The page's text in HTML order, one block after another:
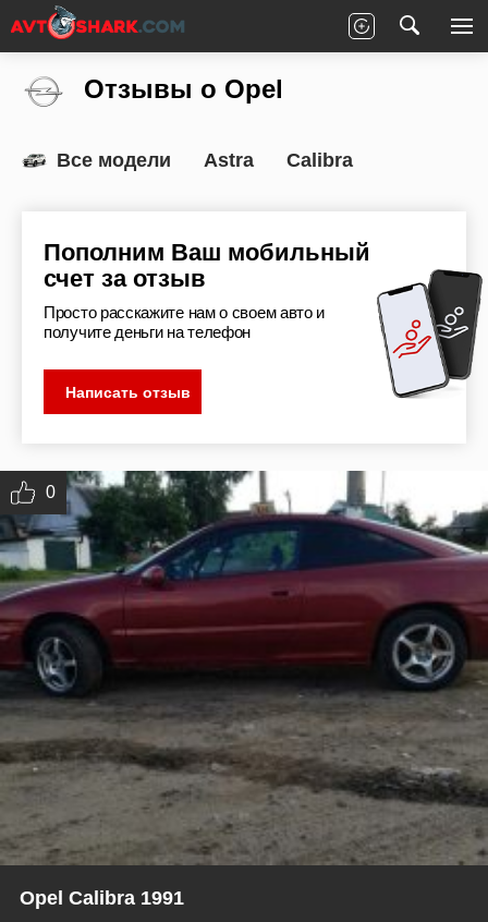
Главная Отзывы
Отзывы о Opel
Все модели Astra Calibra
Пополним Ваш мобильный
счет за отзыв
Просто расскажите нам о своем авто и
получите деньги на телефон
Написать отзыв
0
Opel Calibra 1991